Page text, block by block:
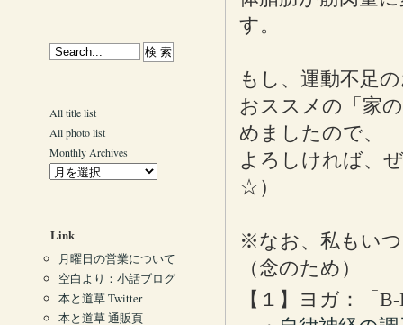
す。
もし、運動不足
おススメの「家
めましたので、
よろしければ、
☆）
※なお、私もい
（念のため）
【１】ヨガ：「
All title list
All photo list
Monthly Archives
Link
月曜日の営業について
空白より：小話ブログ
本と道草 Twitter
本と道草 通販頁